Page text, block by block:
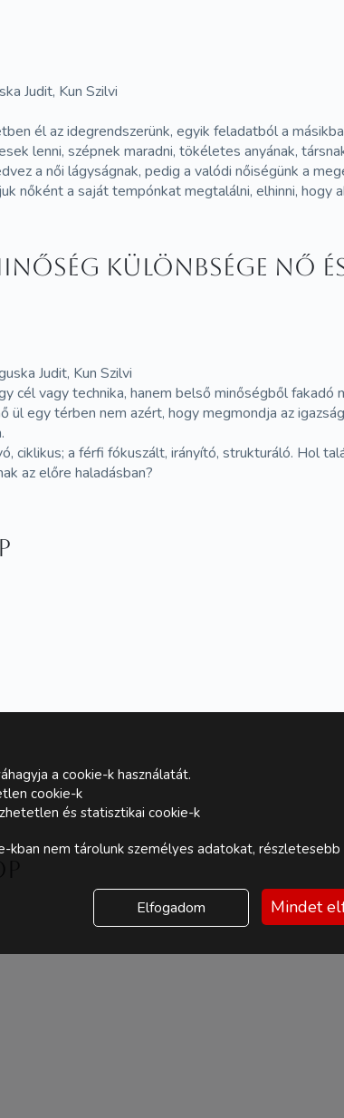
Judit, Kun Szilvi
él az idegrendszerünk, egyik feladatból a
lenni, szépnek maradni, tökéletes anyának,
a női lágyságnak, pedig a valódi nőiségünk a
nőként a saját tempónkat megtalálni, elhinni, hogy
különbsége nő
Judit, Kun Szilvi
cél vagy technika, hanem belső minőségből fakadó
egy térben nem azért, hogy megmondja az
ciklikus; a férfi fókuszált, irányító, strukturáló. Hol
az előre haladásban?
a cookie-k használatát.
cookie-k
és statisztikai cookie-k
kban nem tárolunk személyes adatokat,
Elfogadom Mindet